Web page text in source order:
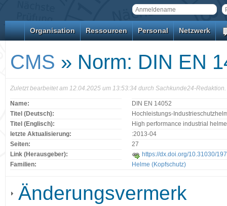
Organisation Ressourcen Personal Netzwerk
CMS » Norm: DIN EN
Zuletzt bearbeitet am 12.04.2025 um 13:53:34 durch Sachkunde24-Redaktion.
Name:
DIN EN 14052
Titel (Deutsch):
Hochleistungs-
Titel (Englisch):
High performance industrial
letzte Aktualisierung:
:2013-04
Seiten:
27
Link (Herausgeber):
https://dx.doi.org/10.31030/
Familien:
Helme (Kopfschutz)
Änderungsvermerk